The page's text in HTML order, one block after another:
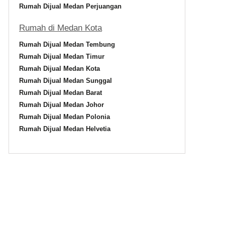
Rumah Dijual Medan Perjuangan
Rumah di Medan Kota
Rumah Dijual Medan Tembung
Rumah Dijual Medan Timur
Rumah Dijual Medan Kota
Rumah Dijual Medan Sunggal
Rumah Dijual Medan Barat
Rumah Dijual Medan Johor
Rumah Dijual Medan Polonia
Rumah Dijual Medan Helvetia